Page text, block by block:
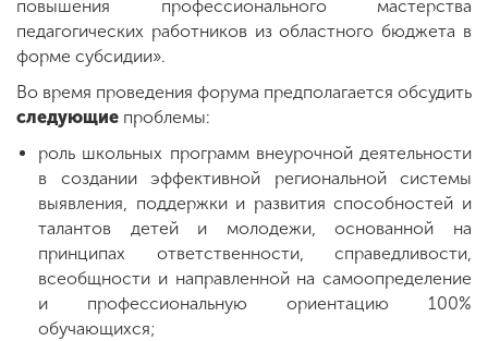
повышения профессионального мастерства
педагогических работников из областного бюджета в
форме субсидии».
Во время проведения форума предполагается обсудить
следующие проблемы:
роль школьных программ внеурочной деятельности
в создании эффективной региональной системы
выявления, поддержки и развития способностей и
талантов детей и молодежи, основанной на
принципах ответственности, справедливости,
всеобщности и направленной на самоопределение
и профессиональную ориентацию 100%
обучающихся;